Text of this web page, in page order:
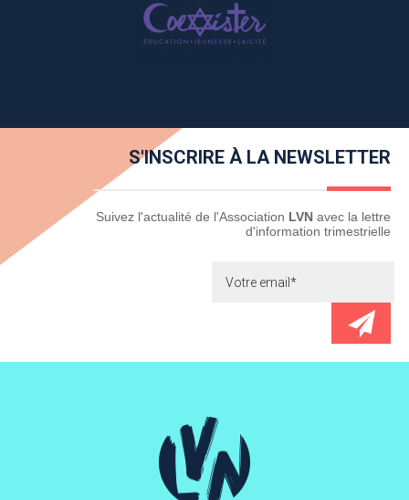
S'INSCRIRE À LA NEWSLETTER
Newsletter Suivez l'actualité de l'Association LVN avec la lettre
d'information trimestrielle